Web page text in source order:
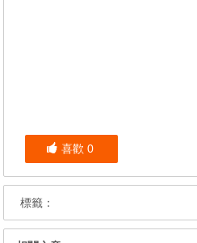
喜歡 0
標籤：